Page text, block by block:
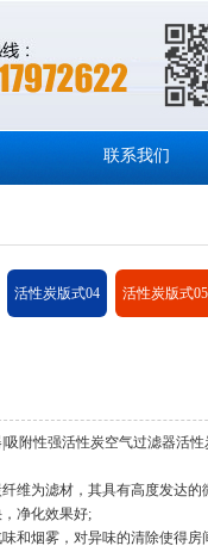
联系我们
活性炭版式04 活性炭版式05
附性强活性炭空气过滤器活性
维为滤材，其具有高度发达的
净化效果好;
和烟雾，对异味的清除使得房